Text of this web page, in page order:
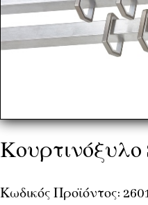
Κουρτινόξυλο
Κωδικός Προϊόντος: